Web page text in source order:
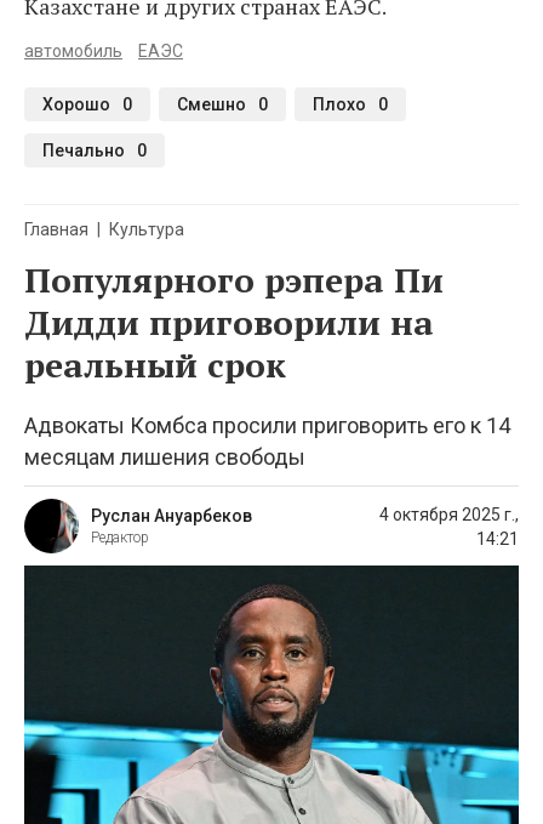
Казахстане и других странах ЕАЭС.
автомобиль ЕАЭС
Хорошо 0 Смешно 0 Плохо 0
Печально 0
Главная Культура
Популярного рэпера Пи
Дидди приговорили на
реальный срок
Адвокаты Комбса просили приговорить его к 14
месяцам лишения свободы
Руслан Ануарбеков
Редактор
4 октября 2025 г.,
14:21